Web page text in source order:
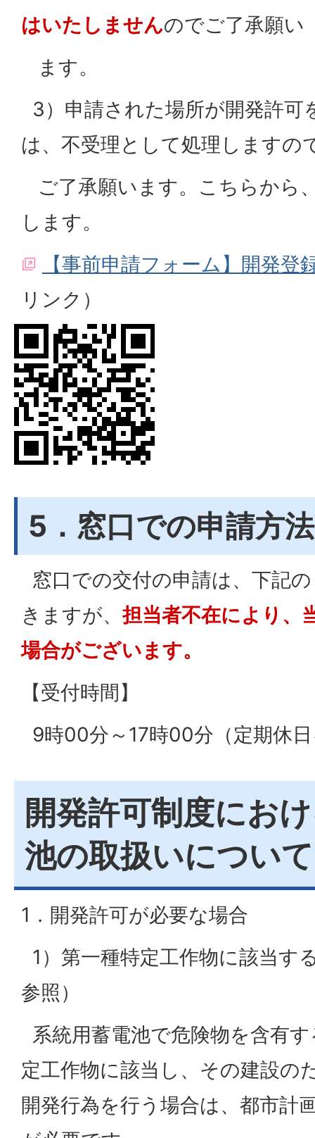
はいたしませんのでご了承願い
ます。
3）申請された場所が開発許可
は、不受理として処理しますの
ご了承願います。こちらから
します。
【事前申請フォーム】開発登
リンク）
5．窓口での申請方法
窓口での交付の申請は、下記
きますが、担当者不在により、
場合がございます。
【受付時間】
9時00分～17時00分（定期休
開発許可制度にお
池の取扱いについて
1．開発許可が必要な場合
1）第一種特定工作物に該当す
参照）
系統用蓄電池で危険物を含有
定工作物に該当し、その建設の
開発行為を行う場合は、都市計